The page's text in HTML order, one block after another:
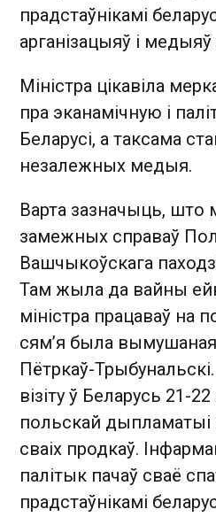
прадстаўнікамі
арганізацыяў і
Міністра цікавіла
пра эканамічную і
Беларусі, а таксама
незалежных медыя.
Варта зазначыць, што
замежных справаў
Вашчыкоўскага
Там жыла да вайны
міністра працаваў на
сямʼя была
Пётркаў-
візіту ў Беларусь 21-22
польскай дыпламатыі
сваіх продкаў.
палітык пачаў сваё
прадстаўнікамі